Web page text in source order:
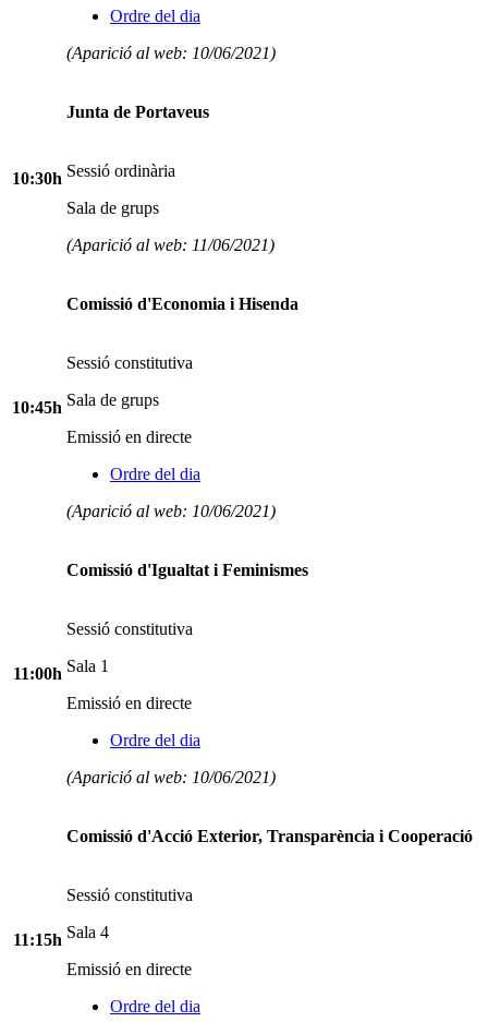
Ordre del dia
(Aparició al web: 10/06/2021)
10:30h
Junta de Portaveus
Sessió ordinària
Sala de grups
(Aparició al web: 11/06/2021)
10:45h
Comissió d'Economia i Hisenda
Sessió constitutiva
Sala de grups
Emissió en directe
Ordre del dia
(Aparició al web: 10/06/2021)
11:00h
Comissió d'Igualtat i Feminismes
Sessió constitutiva
Sala 1
Emissió en directe
Ordre del dia
(Aparició al web: 10/06/2021)
11:15h
Comissió d'Acció Exterior, Transparència i Cooperació
Sessió constitutiva
Sala 4
Emissió en directe
Ordre del dia